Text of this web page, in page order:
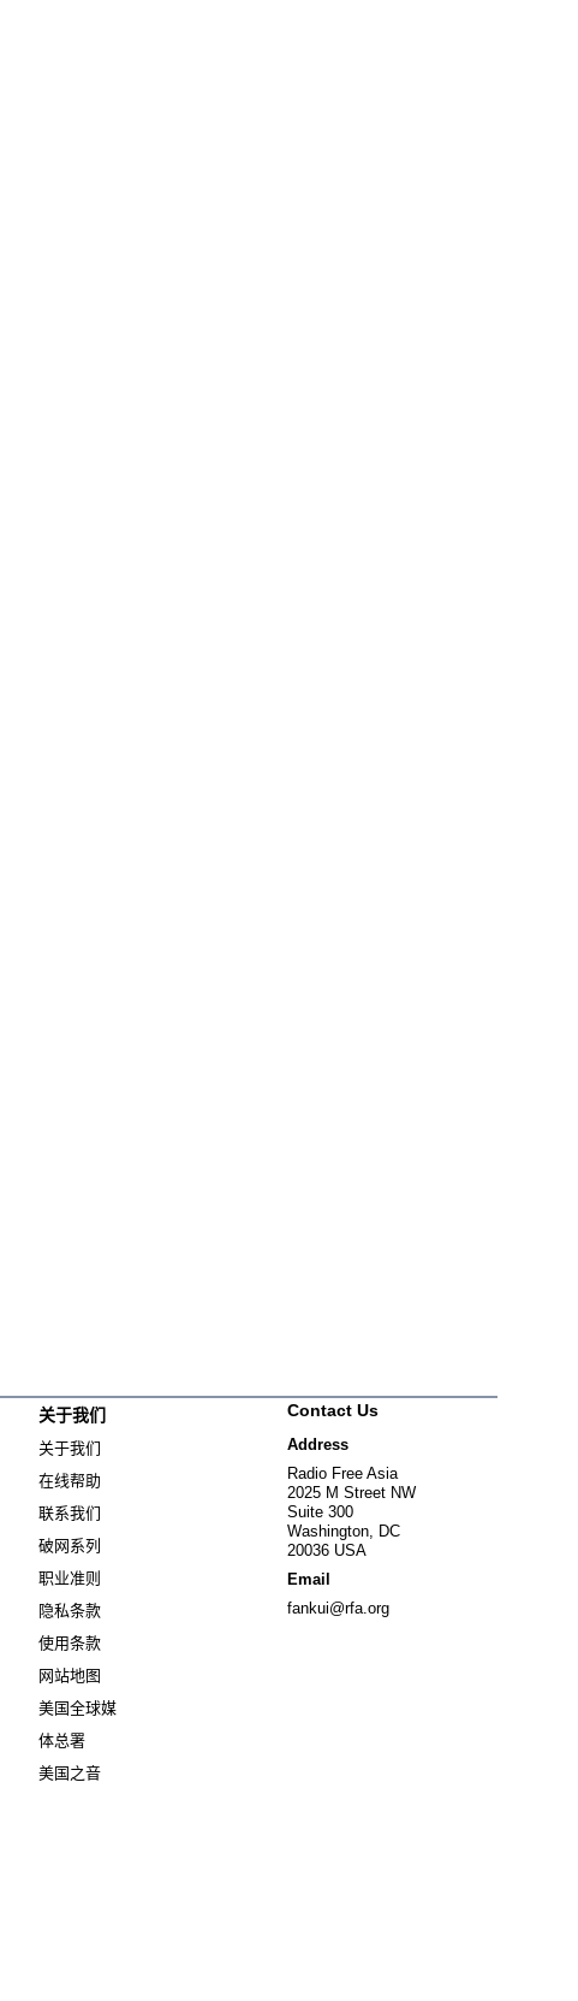
关于我们
关于我们
在线帮助
联系我们
破网系列
职业准则
隐私条款
使用条款
网站地图
美国全球媒
体总署
美国之音
Contact Us
Address
Radio Free Asia
2025 M Street NW
Suite 300
Washington, DC
20036 USA
Email
fankui@rfa.org